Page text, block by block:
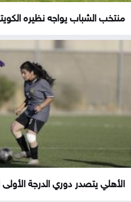
منتخب الشباب يواجه نظيره
الأهلي يتصدر دوري الدرجة